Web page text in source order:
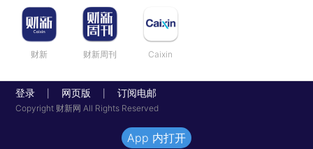
财新 财新周刊 Caixin
登录 网页版 订阅电邮
Copyright 财新网 All Rights Reserved
App 内打开